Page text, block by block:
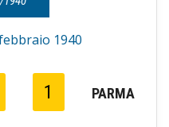
1940
1 PARMA